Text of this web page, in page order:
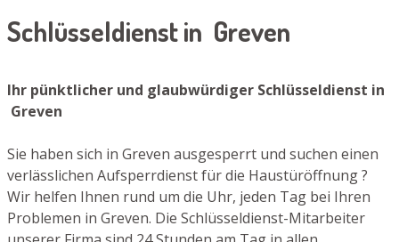
Schlüsseldienst in Greven
Ihr pünktlicher und glaubwürdiger Schlüsseldienst in
Greven
Sie haben sich in Greven ausgesperrt und suchen einen
verlässlichen Aufsperrdienst für die Haustüröffnung ?
Wir helfen Ihnen rund um die Uhr, jeden Tag bei Ihren
Problemen in Greven. Die Schlüsseldienst-Mitarbeiter